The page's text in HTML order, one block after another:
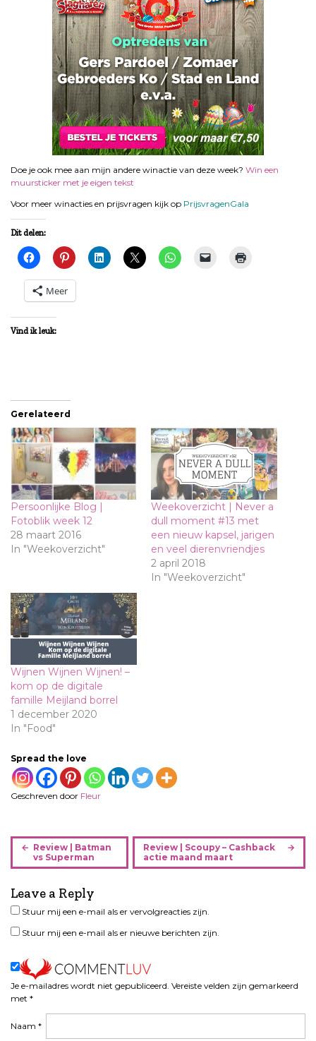
Doe je ook mee aan mijn andere winactie van deze week? Win een
muursticker met je eigen tekst
Voor meer winacties en prijsvragen kijk op PrijsvragenGala
Dit delen:
Meer
Vind ik leuk:
Gerelateerd
Persoonlijke Blog |
Fotoblik week 12
28 maart 2016
In "Weekoverzicht"
Weekoverzicht | Never a
dull moment #13 met
een nieuw kapsel, jarigen
en veel dierenvriendjes
2 april 2018
In "Weekoverzicht"
Wijnen Wijnen Wijnen! –
kom op de digitale
famille Meijland borrel
1 december 2020
In "Food"
Spread the love
Geschreven door Fleur
B
r
i
c
t
a
v
i
a
Review | Batman
vs Superman
Review | Scoupy – Cashback
actie maand maart
Leave a Reply
Je e-mailadres wordt niet gepubliceerd. Vereiste velden zijn gemarkeerd
met *
Naam *
Stuur mij een e-mail als er vervolgreacties zijn.
Stuur mij een e-mail als er nieuwe berichten zijn.